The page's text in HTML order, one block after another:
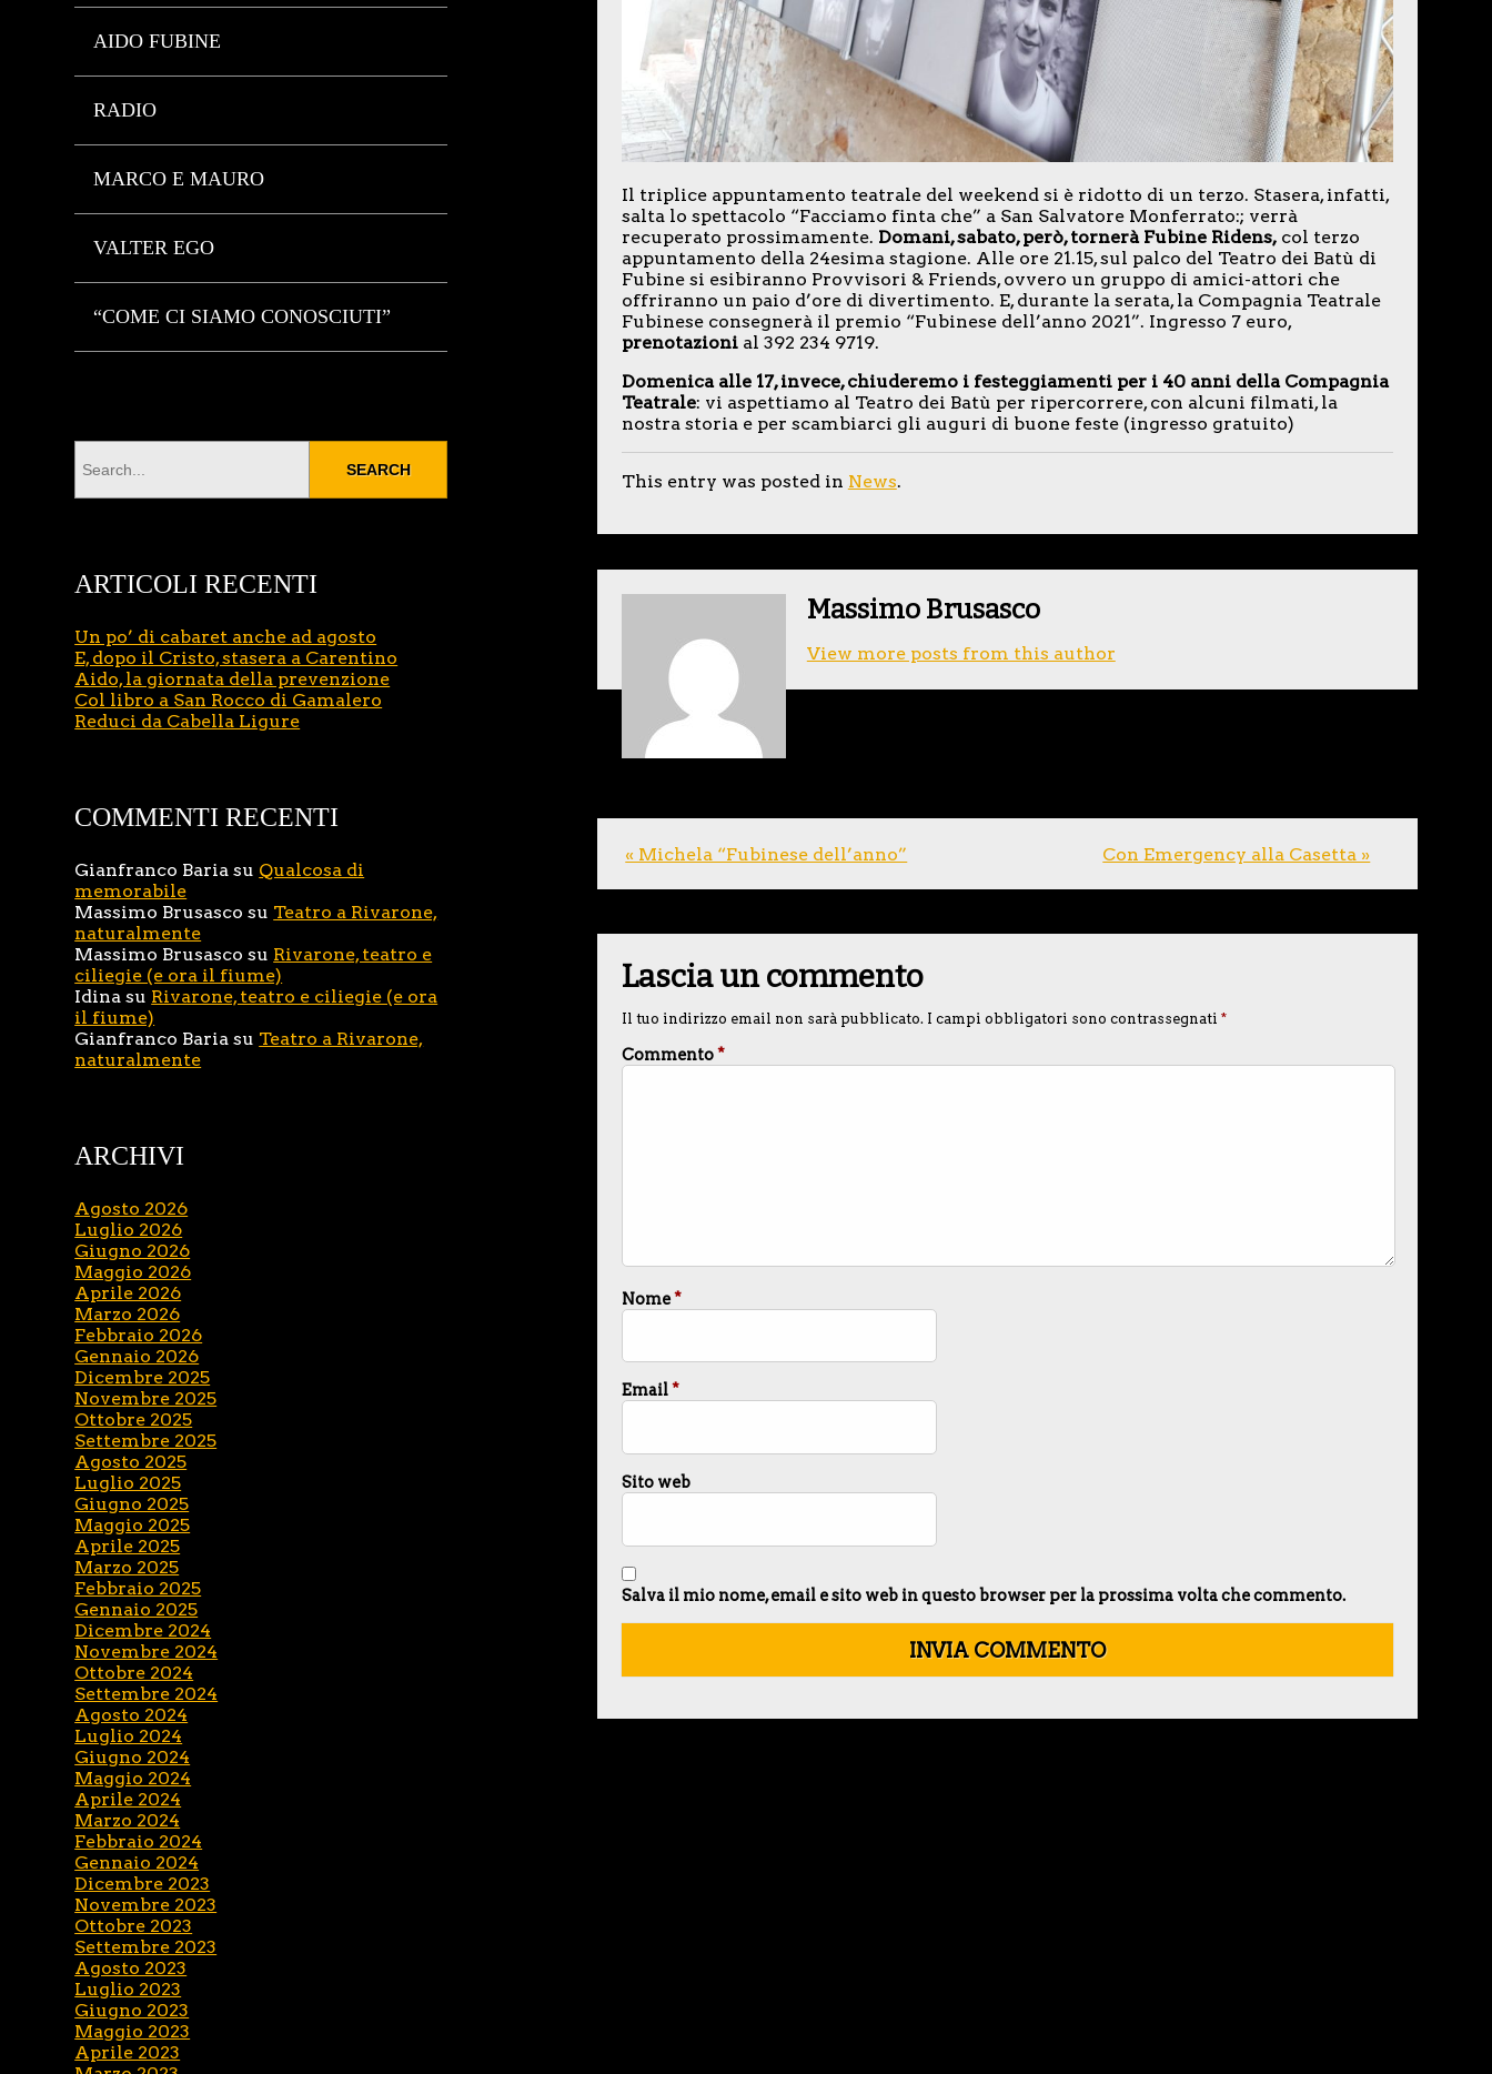
AIDO FUBINE
RADIO
MARCO E MAURO
VALTER EGO
“COME CI SIAMO CONOSCIUTI”
Il triplice appuntamento teatrale del weekend si è ridotto di un terzo. Stasera, infatti,
salta lo spettacolo “Facciamo finta che” a San Salvatore Monferrato:; verrà
recuperato prossimamente. Domani, sabato, però, tornerà Fubine Ridens,col terzo
appuntamento della 24esima stagione. Alle ore 21.15, sul palco del Teatro dei Batù di
Fubine si esibiranno Provvisori & Friends, ovvero un gruppo di amici-attori che
offriranno un paio d’ore di divertimento. E, durante la serata, la Compagnia Teatrale
Fubinese consegnerà il premio “Fubinese dell’anno 2021”. Ingresso 7 euro,
prenotazionial 392 234 9719.
Domenica alle 17, invece, chiuderemo i festeggiamenti per i 40 anni della Compagnia
Teatrale: vi aspettiamo al Teatro dei Batù per ripercorrere, con alcuni filmati, la
nostra storia e per scambiarci gli auguri di buone feste (ingresso gratuito)
This entry was posted in News.
Massimo Brusasco
View more posts from this author
« Michela “Fubinese dell’anno” Con Emergency alla Casetta »
Lascia un commento
Il tuo indirizzo email non sarà pubblicato. I campi obbligatori sono contrassegnati *
Commento*
Nome*
Email*
Sito web
Salva il mio nome, email e sito web in questo browser per la prossima volta che commento.
ARTICOLI RECENTI
Un po’ di cabaret anche ad agosto
E, dopo il Cristo, stasera a Carentino
Aido, la giornata della prevenzione
Col libro a San Rocco di Gamalero
Reduci da Cabella Ligure
COMMENTI RECENTI
Gianfranco Baria su Qualcosa di
memorabile
Massimo Brusasco su Teatro a Rivarone,
naturalmente
Massimo Brusasco su Rivarone, teatro e
ciliegie (e ora il fiume)
Idina su Rivarone, teatro e ciliegie (e ora
il fiume)
Gianfranco Baria su Teatro a Rivarone,
naturalmente
ARCHIVI
Agosto 2026
Luglio 2026
Giugno 2026
Maggio 2026
Aprile 2026
Marzo 2026
Febbraio 2026
Gennaio 2026
Dicembre 2025
Novembre 2025
Ottobre 2025
Settembre 2025
Agosto 2025
Luglio 2025
Giugno 2025
Maggio 2025
Aprile 2025
Marzo 2025
Febbraio 2025
Gennaio 2025
Dicembre 2024
Novembre 2024
Ottobre 2024
Settembre 2024
Agosto 2024
Luglio 2024
Giugno 2024
Maggio 2024
Aprile 2024
Marzo 2024
Febbraio 2024
Gennaio 2024
Dicembre 2023
Novembre 2023
Ottobre 2023
Settembre 2023
Agosto 2023
Luglio 2023
Giugno 2023
Maggio 2023
Aprile 2023